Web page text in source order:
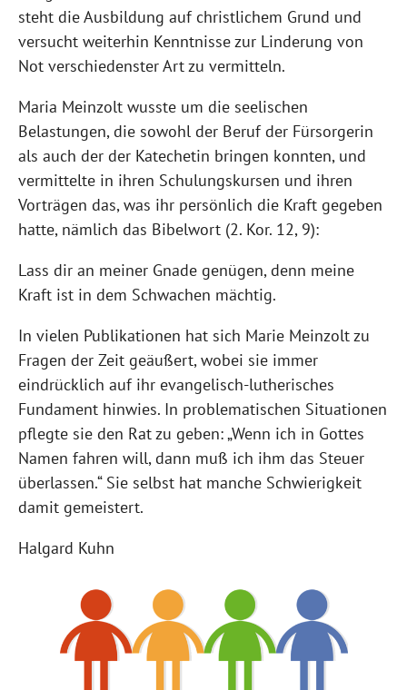
steht die Ausbildung auf christlichem Grund und
versucht weiterhin Kenntnisse zur Linderung von
Not verschiedenster Art zu vermitteln.
Maria Meinzolt wusste um die seelischen
Belastungen, die sowohl der Beruf der Fürsorgerin
als auch der der Katechetin bringen konnten, und
vermittelte in ihren Schulungskursen und ihren
Vorträgen das, was ihr persönlich die Kraft gegeben
hatte, nämlich das Bibelwort (2. Kor. 12, 9):
Lass dir an meiner Gnade genügen, denn meine
Kraft ist in dem Schwachen mächtig.
In vielen Publikationen hat sich Marie Meinzolt zu
Fragen der Zeit geäußert, wobei sie immer
eindrücklich auf ihr evangelisch-lutherisches
Fundament hinwies. In problematischen Situationen
pflegte sie den Rat zu geben: „Wenn ich in Gottes
Namen fahren will, dann muß ich ihm das Steuer
überlassen.“ Sie selbst hat manche Schwierigkeit
damit gemeistert.
Halgard Kuhn